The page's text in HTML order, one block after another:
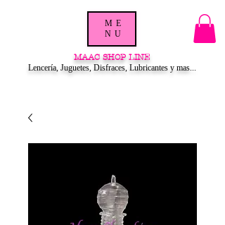
MAAC SHOP LINE
Lencería, Juguetes, Disfraces, Lubricantes y mas...
ME
NU